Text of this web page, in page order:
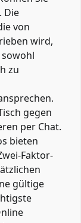
Die
von
wird,
sowohl
zu
gegen
per Chat.
bieten
Faktor-
gültige